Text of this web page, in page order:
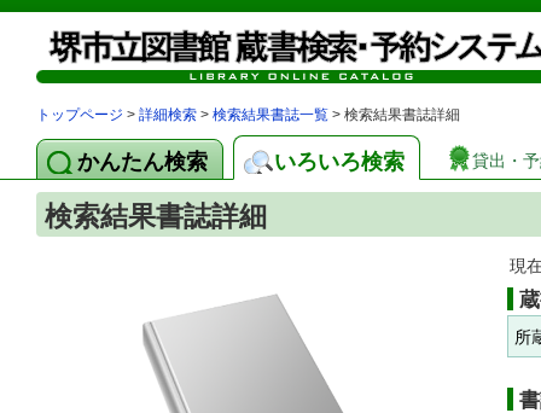
トップページ > 詳細検索 > 検索結果書誌一覧 > 検索結果書誌詳細
かんたん検索 いろいろ検索 貸出・
検索結果書誌詳細
現
所